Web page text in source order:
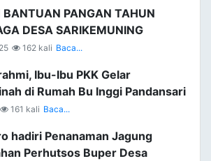
BANTUAN PANGAN TAHUN
DESA SARIKEMUNING
162 kali Baca...
Ibu-Ibu PKK Gelar
di Rumah Bu Inggi Pandansari
161 kali Baca...
hadiri Penanaman Jagung
Perhutsos Buper Desa